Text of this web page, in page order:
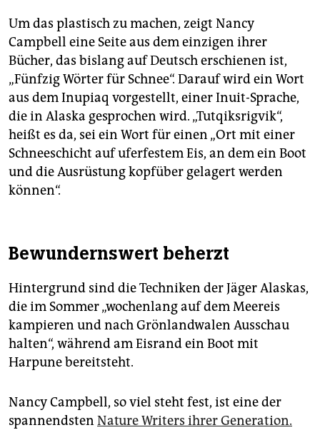
Um das plastisch zu machen, zeigt Nancy
Campbell eine Seite aus dem einzigen ihrer
Bücher, das bislang auf Deutsch erschienen ist,
„Fünfzig Wörter für Schnee“. Darauf wird ein Wort
aus dem Inupiaq vorgestellt, einer Inuit-Sprache,
die in Alaska gesprochen wird. „Tutqiksrigvik“,
heißt es da, sei ein Wort für einen „Ort mit einer
Schneeschicht auf uferfestem Eis, an dem ein Boot
und die Ausrüstung kopfüber gelagert werden
können“.
Bewundernswert beherzt
Hintergrund sind die Techniken der Jäger Alaskas,
die im Sommer „wochenlang auf dem Meereis
kampieren und nach Grönlandwalen Ausschau
halten“, während am Eisrand ein Boot mit
Harpune bereitsteht.
Nancy Campbell, so viel steht fest, ist eine der
spannendsten Nature Writers ihrer Generation.